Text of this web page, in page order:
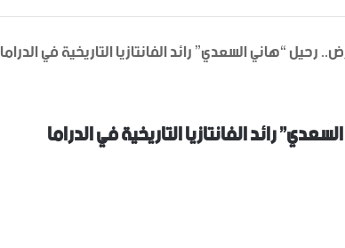
رحيل “هاني السعدي” رائد الفانتازيا التاريخية في الدراما
رائد الفانتازيا التاريخية في الدراما